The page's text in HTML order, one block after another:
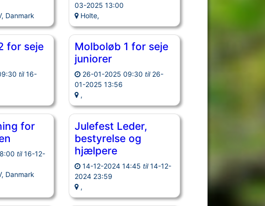
Danmark
03-2025 13:00
Holte,
for seje
til 16-
Molboløb 1 for seje
juniorer
26-01-2025 09:30 til 26-
01-2025 13:56
,
for
til 16-12-
Danmark
Julefest Leder,
bestyrelse og
hjælpere
14-12-2024 14:45 til 14-12-
2024 23:59
,